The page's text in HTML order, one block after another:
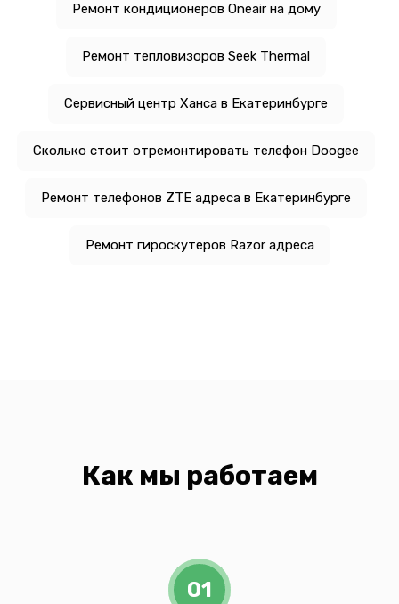
Ремонт кондиционеров Oneair на дому
Ремонт тепловизоров Seek Thermal
Сервисный центр Ханса в Екатеринбурге
Сколько стоит отремонтировать телефон Doogee
Ремонт телефонов ZTE адреса в Екатеринбурге
Ремонт гироскутеров Razor адреса
Как мы работаем
01